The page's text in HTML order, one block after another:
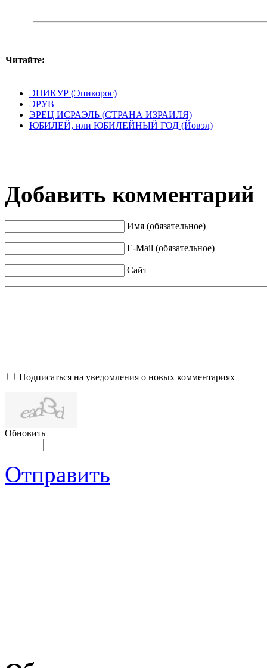
Читайте:
ЭПИКУР (Эпикорос)
ЭРУВ
ЭРЕЦ ИСРАЭЛЬ (СТРАНА ИЗРАИЛЯ)
ЮБИЛЕЙ, или ЮБИЛЕЙНЫЙ ГОД (Йовэл)
Добавить комментарий
Имя (обязательное)
E-Mail (обязательное)
Сайт
Подписаться на уведомления о новых комментариях
Обновить
Отправить